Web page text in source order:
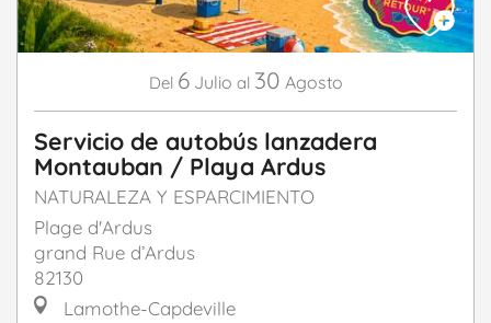
Del 6 Julio al 30 Agosto
Servicio de autobús lanzadera
Montauban / Playa Ardus
NATURALEZA Y ESPARCIMIENTO
Plage d'Ardus
grand Rue d’Ardus
82130
Lamothe-Capdeville